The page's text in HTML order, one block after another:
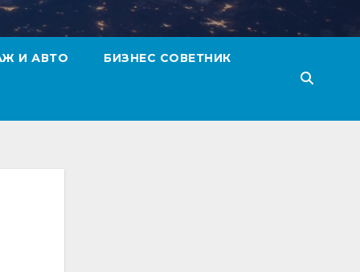
И АВТО БИЗНЕС СОВЕТНИК